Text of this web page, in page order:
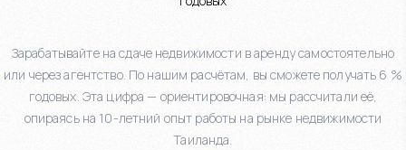
Зарабатывайте на сдаче недвижимости в аренду самостоятельно
или через агентство. По нашим расчётам, вы сможете получать 6 %
годовых. Эта цифра — ориентировочная: мы рассчитали её,
опираясь на 10-летний опыт работы на рынке недвижимости
Таиланда.